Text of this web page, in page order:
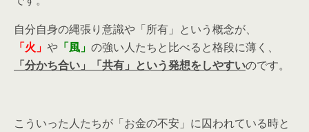
自分自身の縄張り意識や「所有」という概念が、
「火」 や 「風」 の強い人たちと比べると格段に薄く、
「分かち合い」「共有」という発想をしやすいのです。
こういった人たちが「お金の不安」に囚われている時と